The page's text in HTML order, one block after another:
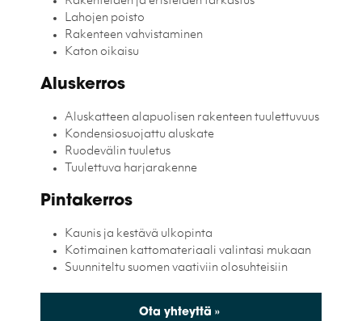
Lahojen poisto
Rakenteen vahvistaminen
Katon oikaisu
Aluskerros
Aluskatteen alapuolisen rakenteen tuulettuvuus
Kondensiosuojattu aluskate
Ruodevälin tuuletus
Tuulettuva harjarakenne
Pintakerros
Kaunis ja kestävä ulkopinta
Kotimainen kattomateriaali valintasi mukaan
Suunniteltu suomen vaativiin olosuhteisiin
Ota yhteyttä »